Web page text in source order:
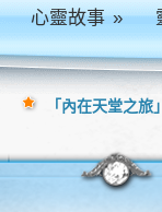
心靈故事»
「內在天堂之